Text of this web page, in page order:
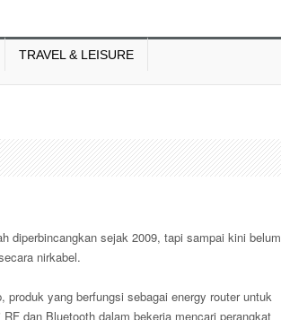
TRAVEL & LEISURE
diperbincangkan sejak 2009, tapi sampai kini belum
nirkabel.
yang berfungsi sebagai energy router untuk
dan Bluetooth dalam bekerja mencari perangkat